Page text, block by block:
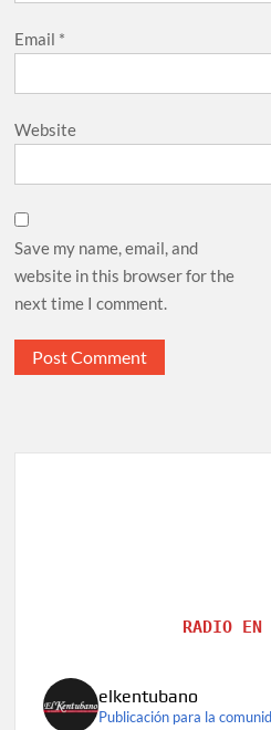
Email *
Website
Save my name, email, and
website in this browser for the
next time I comment.
RADIO
elkentubano
Publicación para la